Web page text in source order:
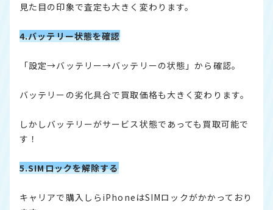
見た目の印象で査定も大きく変わります。
4.バッテリー状態を確認
「設定→バッテリー→バッテリーの状態」から確認。
バッテリーの劣化具合で買取価格も大きく変わります。
しかしバッテリーがサービス状態であっても買取可能で
す！
5.SIMロックを解除する
キャリアで購入しらiPhoneはSIMロックがかかっており